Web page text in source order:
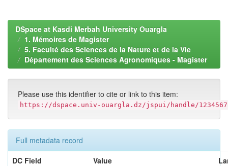
DSpace at Kasdi Merbah University Ouargla
1. Mémoires de Magister
5. Faculté des Sciences de la Nature et de la Vie
Département des Sciences Agronomiques - Magister
Please use this identifier to cite or link to this item:
https://dspace.univ-ouargla.dz/jspui/handle/
Full metadata record
DC Field
Value